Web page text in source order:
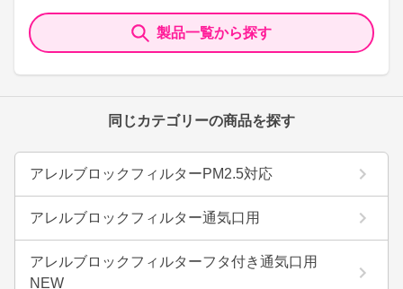
製品一覧から探す
同じカテゴリーの商品を探す
アレルブロックフィルターPM2.5対応
アレルブロックフィルター通気口用
アレルブロックフィルターフタ付き通気口用
NEW